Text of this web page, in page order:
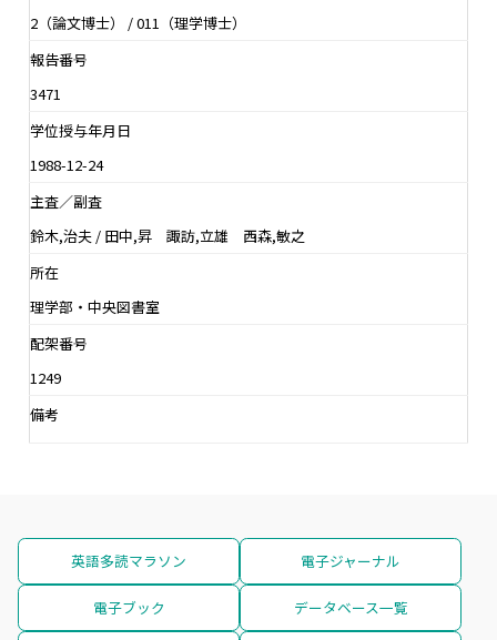
2（論文博士） / 011（理学博士）
報告番号
3471
学位授与年月日
1988-12-24
主査／副査
鈴木,治夫 / 田中,昇 諏訪,立雄 西森,敏之
所在
理学部・中央図書室
配架番号
1249
備考
英語多読マラソン 電子ジャーナル
電子ブック データベース一覧